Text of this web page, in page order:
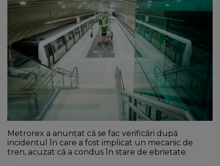
RADIO ACADEMY
NEWS
CONTUL MEU
Metrorex a anunţat că se fac verificări după
incidentul în care a fost implicat un mecanic de
tren, acuzat că a condus în stare de ebrietate.